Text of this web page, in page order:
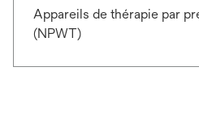
Appareils de thérapie par
(NPWT)